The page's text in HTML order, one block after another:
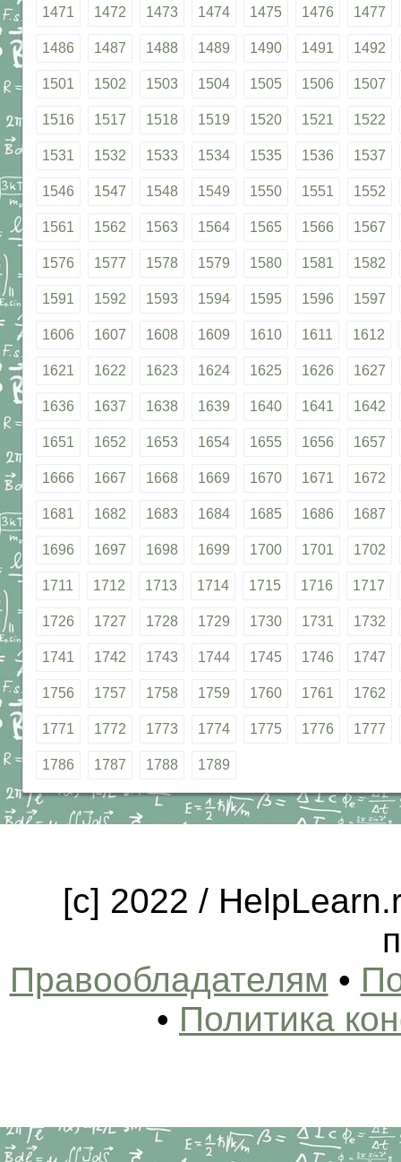
1471 1472 1473 1474 1475 1476 1477
1486 1487 1488 1489 1490 1491 1492
1501 1502 1503 1504 1505 1506 1507
1516 1517 1518 1519 1520 1521 1522
1531 1532 1533 1534 1535 1536 1537
1546 1547 1548 1549 1550 1551 1552
1561 1562 1563 1564 1565 1566 1567
1576 1577 1578 1579 1580 1581 1582
1591 1592 1593 1594 1595 1596 1597
1606 1607 1608 1609 1610 1611 1612
1621 1622 1623 1624 1625 1626 1627
1636 1637 1638 1639 1640 1641 1642
1651 1652 1653 1654 1655 1656 1657
1666 1667 1668 1669 1670 1671 1672
1681 1682 1683 1684 1685 1686 1687
1696 1697 1698 1699 1700 1701 1702
1711 1712 1713 1714 1715 1716 1717
1726 1727 1728 1729 1730 1731 1732
1741 1742 1743 1744 1745 1746 1747
1756 1757 1758 1759 1760 1761 1762
1771 1772 1773 1774 1775 1776 1777
1786 1787 1788 1789
[c] 2022 /
Правообладателям •
• Политика